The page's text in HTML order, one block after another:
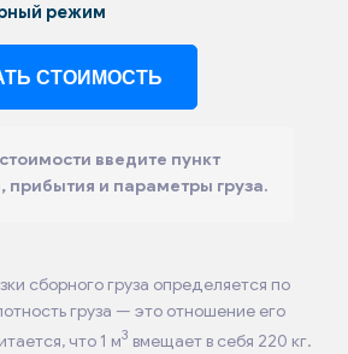
режим
введите пункт
прибытия и параметры груза.
сборного груза определяется по
груза — это отношение его
что 1 м3 вмещает в себя 220 кг.